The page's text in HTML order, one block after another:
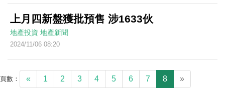
上月四新盤獲批預售 涉1633伙
地產投資 地產新聞
2024/11/06 08:20
頁數： « 1 2 3 4 5 6 7 8 »